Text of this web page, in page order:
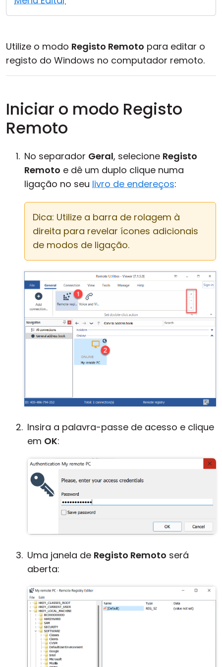
Utilize o modo Registo Remoto para editar o
registo do Windows no computador remoto.
Iniciar o modo Registo
Remoto
No separador Geral, selecione Registo
Remoto e dê um duplo clique numa
ligação no seu livro de endereços:
Dica: Utilize a barra de rolagem à
direita para revelar ícones adicionais
de modos de ligação.
Insira a palavra-passe de acesso e clique
em OK:
Uma janela de Registo Remoto será
aberta:
Nuvem & Local